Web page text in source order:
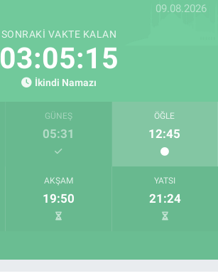
09.08.2026
SONRAKI VAKTE KALAN
03:05:14
İkindi Namazı
GÜNEŞ
05:31
ÖĞLE
12:45
AKŞAM
19:50
YATSI
21:24